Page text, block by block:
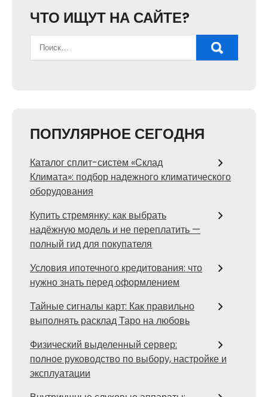
ЧТО ИЩУТ НА САЙТЕ?
ПОПУЛЯРНОЕ СЕГОДНЯ
Каталог сплит-систем «Склад
Климата»: подбор надежного климатического
оборудования
Купить стремянку: как выбрать
надёжную модель и не переплатить —
полный гид для покупателя
Условия ипотечного кредитования: что
нужно знать перед оформлением
Тайные сигналы карт: Как правильно
выполнять расклад Таро на любовь
Физический выделенный сервер:
полное руководство по выбору, настройке и
эксплуатации